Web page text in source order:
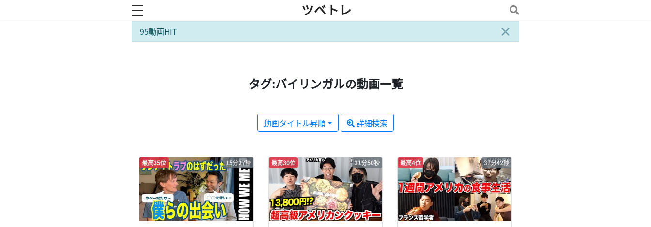
toggle navigation ツベトレ
×
95動画HIT
タグ:バイリンガルの動画一覧
動画タイトル昇順 詳細検索
最高35位 15分27秒 最高30位 31分50秒 最高4位 37分42秒